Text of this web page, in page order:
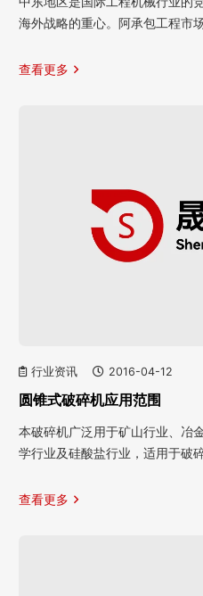
海外战略的重心。阿承包工程市
查看更多
行业资讯 2016-04-12
圆锥式破碎机应用范围
本破碎机广泛用于矿山行业、冶
学行业及硅酸盐行业，适用于破
查看更多